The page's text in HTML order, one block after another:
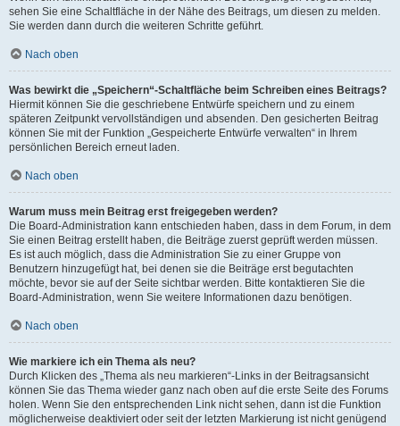
sehen Sie eine Schaltfläche in der Nähe des Beitrags, um diesen zu melden.
Sie werden dann durch die weiteren Schritte geführt.
Nach oben
Was bewirkt die „Speichern“-Schaltfläche beim Schreiben eines Beitrags?
Hiermit können Sie die geschriebene Entwürfe speichern und zu einem
späteren Zeitpunkt vervollständigen und absenden. Den gesicherten Beitrag
können Sie mit der Funktion „Gespeicherte Entwürfe verwalten“ in Ihrem
persönlichen Bereich erneut laden.
Nach oben
Warum muss mein Beitrag erst freigegeben werden?
Die Board-Administration kann entschieden haben, dass in dem Forum, in dem
Sie einen Beitrag erstellt haben, die Beiträge zuerst geprüft werden müssen.
Es ist auch möglich, dass die Administration Sie zu einer Gruppe von
Benutzern hinzugefügt hat, bei denen sie die Beiträge erst begutachten
möchte, bevor sie auf der Seite sichtbar werden. Bitte kontaktieren Sie die
Board-Administration, wenn Sie weitere Informationen dazu benötigen.
Nach oben
Wie markiere ich ein Thema als neu?
Durch Klicken des „Thema als neu markieren“-Links in der Beitragsansicht
können Sie das Thema wieder ganz nach oben auf die erste Seite des Forums
holen. Wenn Sie den entsprechenden Link nicht sehen, dann ist die Funktion
möglicherweise deaktiviert oder seit der letzten Markierung ist nicht genügend